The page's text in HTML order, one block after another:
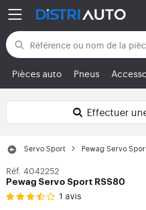
Retour aux catégories
Pièces auto Pneus
Effectuer
Servo Sport Pewag Servo
Réf. 4042252
Pewag Servo Sport RSS80
1 avis